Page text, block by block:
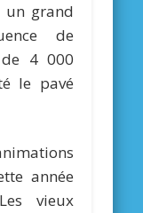
un grand
de
4 000
le pavé
année
vieux